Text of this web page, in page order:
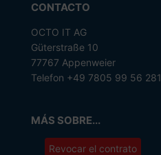
CONTACTO
OCTO IT AG
Güterstraße 10
77767 Appenweier
Telefon +49 7805 99 56 281
MÁS SOBRE...
Revocar el contrato